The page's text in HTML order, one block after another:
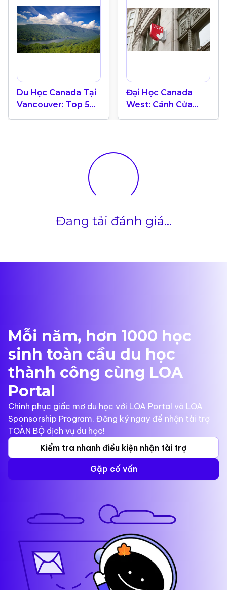
Du Học Canada Tại
Vancouver: Top 5
Thành Phố Đáng
Đại Học Canada
West: Cánh Cửa
Thành Công Trong
Vancouver
Đang tải đánh giá...
Mỗi năm, hơn 1000 học
sinh toàn cầu du học
thành công cùng LOA
Portal
Chinh phục giấc mơ du học với LOA Portal và LOA
Sponsorship Program. Đăng ký ngay để nhận tài trợ
TOÀN BỘ dịch vụ du học!
Kiểm tra nhanh điều kiện nhận tài trợ
Gặp cố vấn